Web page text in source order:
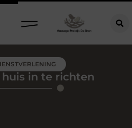
in te richten